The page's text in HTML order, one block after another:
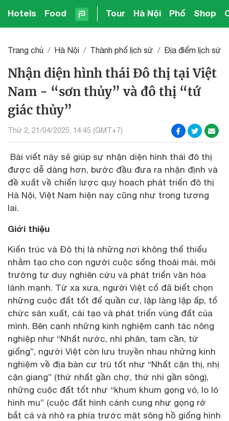
Hotels Food Tour Hà Nội Phố Shop
Trang chủ Hà Nội Thành phố lịch sử Địa điểm lịch sử
Nhận diện hình thái Đô thị tại Việt
Nam - “sơn thủy” và đô thị “tứ
giác thủy”
Thứ 2, 21/04/2025, 14:45 (GMT+7)
Bài viết này sẽ giúp sự nhận diện hình thái đô thị
được dễ dàng hơn, bước đầu đưa ra nhận định và
đề xuất về chiến lược quy hoạch phát triển đô thị
Hà Nội, Việt Nam hiện nay cũng như trong tương
lai.
Giới thiệu
Kiến trúc và Đô thị là những nơi không thể thiếu
nhằm tạo cho con người cuộc sống thoải mái, môi
trường tư duy nghiên cứu và phát triển văn hóa
lành mạnh. Từ xa xưa, người Việt cổ đã biết chọn
những cuộc đất tốt để quần cư, lập làng lập ấp, tổ
chức sản xuất, cải tạo và phát triển vùng đất của
mình. Bên cạnh những kinh nghiệm canh tác nông
nghiệp như “Nhất nước, nhì phân, tam cần, tứ
giống”, người Việt còn lưu truyền nhau những kinh
nghiệm về địa bàn cư trú tốt như “Nhất cận thị, nhị
cận giang” (thứ nhất gần chợ, thứ nhì gần sông),
những cuộc đất tốt như “khum khum gọng vó, lo ló
hình mu” (cuộc đất hình cánh cung như gọng rớ
bắt cá và nhô ra phía trước mặt sông hồ giống hình